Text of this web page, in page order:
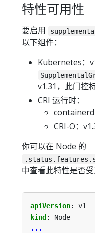
特性可用性
要启用
以下组件：
Kubernetes：
v1.31，此门控
CRI 运行时：
containerd
CRI-O：
你可以在 Node 的
中查看此特性是否受
apiVersion:
v1
kind :
Node
...